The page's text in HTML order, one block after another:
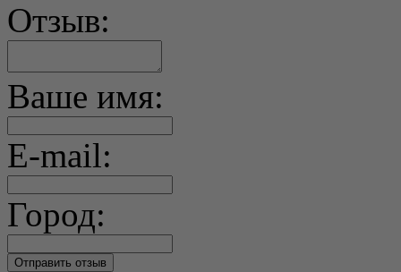
Отзыв:
Ваше имя:
E-mail:
Город: